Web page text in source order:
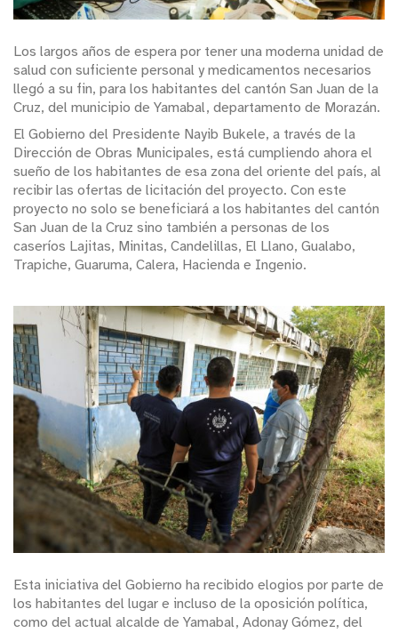
Los largos años de espera por tener una moderna unidad de
salud con suficiente personal y medicamentos necesarios
llegó a su fin, para los habitantes del cantón San Juan de la
Cruz, del municipio de Yamabal, departamento de Morazán.
El Gobierno del Presidente Nayib Bukele, a través de la
Dirección de Obras Municipales, está cumpliendo ahora el
sueño de los habitantes de esa zona del oriente del país, al
recibir las ofertas de licitación del proyecto. Con este
proyecto no solo se beneficiará a los habitantes del cantón
San Juan de la Cruz sino también a personas de los
caseríos Lajitas, Minitas, Candelillas, El Llano, Gualabo,
Trapiche, Guaruma, Calera, Hacienda e Ingenio.
Esta iniciativa del Gobierno ha recibido elogios por parte de
los habitantes del lugar e incluso de la oposición política,
como del actual alcalde de Yamabal, Adonay Gómez, del